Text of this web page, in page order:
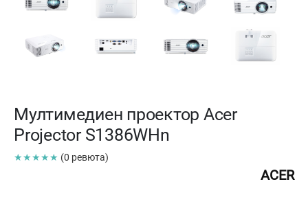
Мултимедиен проектор Acer
Projector S1386WHn
★★★★★ (0 ревюта)
ACER